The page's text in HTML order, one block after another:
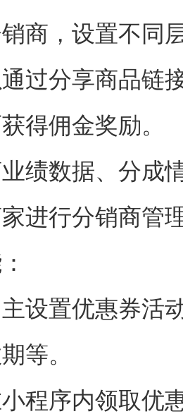
商，设置不同
过分享商品链
得佣金奖励。
绩数据、分成
进行分销商管
设置优惠券活
等。
程序内领取优